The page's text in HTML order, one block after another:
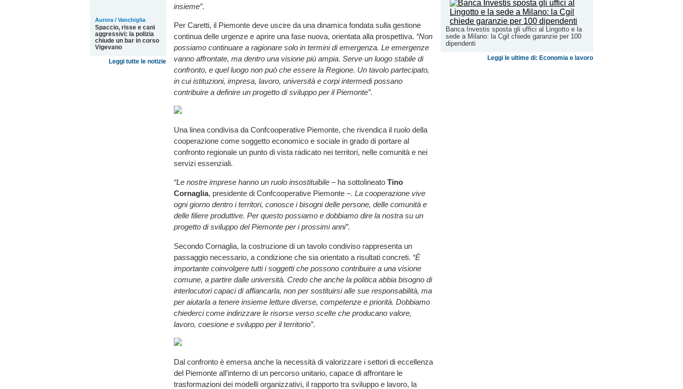
Banca Investis sposta gli uffici al Lingotto e la
sede a Milano: la Cgil chiede garanzie per 100
dipendenti
Leggi le ultime di: Economia e lavoro
Aurora / Vanchiglia
Spaccio, risse e cani
aggressivi: la polizia
chiude un bar in corso
Vigevano
Leggi tutte le notizie
insieme”.
Per Caretti, il Piemonte deve uscire da una dinamica fondata sulla gestione
continua delle urgenze e aprire una fase nuova, orientata alla prospettiva. “Non
possiamo continuare a ragionare solo in termini di emergenza. Le emergenze
vanno affrontate, ma dentro una visione più ampia. Serve un luogo stabile di
confronto, e quel luogo non può che essere la Regione. Un tavolo partecipato,
in cui istituzioni, impresa, lavoro, università e corpi intermedi possano
contribuire a definire un progetto di sviluppo per il Piemonte”.
Una linea condivisa da Confcooperative Piemonte, che rivendica il ruolo della
cooperazione come soggetto economico e sociale in grado di portare al
confronto regionale un punto di vista radicato nei territori, nelle comunità e nei
servizi essenziali.
“Le nostre imprese hanno un ruolo insostituibile – ha sottolineato Tino
Cornaglia, presidente di Confcooperative Piemonte –. La cooperazione vive
ogni giorno dentro i territori, conosce i bisogni delle persone, delle comunità e
delle filiere produttive. Per questo possiamo e dobbiamo dire la nostra su un
progetto di sviluppo del Piemonte per i prossimi anni”.
Secondo Cornaglia, la costruzione di un tavolo condiviso rappresenta un
passaggio necessario, a condizione che sia orientato a risultati concreti. “È
importante coinvolgere tutti i soggetti che possono contribuire a una visione
comune, a partire dalle università. Credo che anche la politica abbia bisogno di
interlocutori capaci di affiancarla, non per sostituirsi alle sue responsabilità, ma
per aiutarla a tenere insieme letture diverse, competenze e priorità. Dobbiamo
chiederci come indirizzare le risorse verso scelte che producano valore,
lavoro, coesione e sviluppo per il territorio”.
Dal confronto è emersa anche la necessità di valorizzare i settori di eccellenza
del Piemonte all’interno di un percorso unitario, capace di affrontare le
trasformazioni dei modelli organizzativi, il rapporto tra sviluppo e lavoro, la